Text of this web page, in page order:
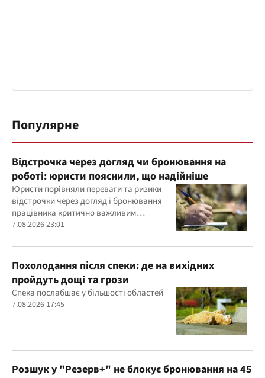
Популярне
Відстрочка через догляд чи бронювання на
роботі: юристи пояснили, що надійніше
Юристи порівняли переваги та ризики
відстрочки через догляд і бронювання
працівника критично важливим
підприємством
7.08.2026 23:01
Похолодання після спеки: де на вихідних
пройдуть дощі та грози
Спека послабшає у більшості областей
7.08.2026 17:45
Розшук у "Резерв+" не блокує бронювання на 45